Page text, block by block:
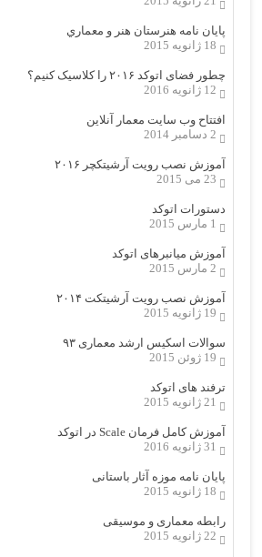
پایان نامه هنرستان هنر و معماري
18 ژانویه 2015
چطور فضای اتوکد ۲۰۱۶ را کلاسیک کنیم؟
12 ژانویه 2016
افتتاح وب سایت معمار آنلاین
2 دسامبر 2014
آموزش نصب رویت آرشیتکچر ۲۰۱۶
23 می 2015
دستورات اتوکد
1 مارس 2015
آموزش میانبرهای اتوکد
2 مارس 2015
آموزش نصب رویت آرشیتکت ۲۰۱۴
19 ژانویه 2015
سوالات اسکیس ارشد معماری ۹۳
19 ژوئن 2015
ترفند های اتوکد
21 ژانویه 2015
آموزش کامل فرمان Scale در اتوکد
31 ژانویه 2016
پایان نامه موزه آثار باستانی
18 ژانویه 2015
رابطه معماری و موسیقی
22 ژانویه 2015